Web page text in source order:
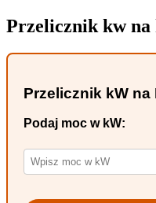
Przelicznik kw
Przelicznik kW na
Podaj moc w kW: